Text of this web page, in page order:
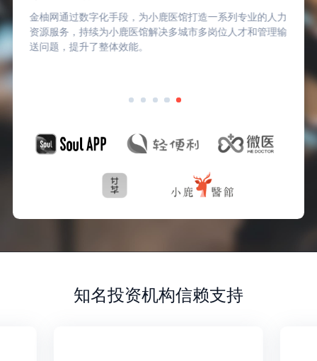
金柚网通过数字化手段，为小鹿医馆打造一系列专业的人力
资源服务，持续为小鹿医馆解决多城市多岗位人才和管理输
送问题，提升了整体效能。
知名投资机构信赖支持